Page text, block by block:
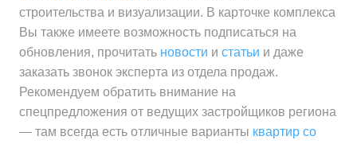
строительства и визуализации. В карточке комплекса
Вы также имеете возможность подписаться на
обновления, прочитать новости и статьи и даже
заказать звонок эксперта из отдела продаж.
Рекомендуем обратить внимание на
спецпредложения от ведущих застройщиков региона
— там всегда есть отличные варианты квартир со